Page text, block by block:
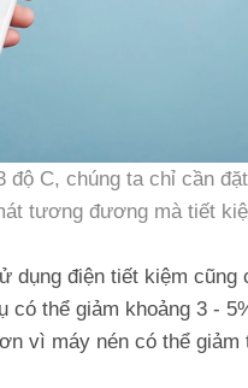
độ C, chúng ta chỉ cần
tương đương mà tiết
dụng điện tiết kiệm
có thể giảm khoảng 3 -
vì máy nén có thể